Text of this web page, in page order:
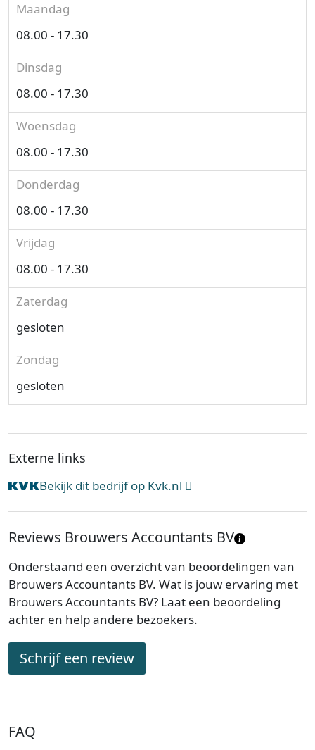
Maandag
08.00 - 17.30
Dinsdag
08.00 - 17.30
Woensdag
08.00 - 17.30
Donderdag
08.00 - 17.30
Vrijdag
08.00 - 17.30
Zaterdag
gesloten
Zondag
gesloten
Externe links
Bekijk dit bedrijf op Kvk.nl
Reviews Brouwers Accountants BV
Onderstaand een overzicht van beoordelingen van
Brouwers Accountants BV. Wat is jouw ervaring met
Brouwers Accountants BV? Laat een beoordeling
achter en help andere bezoekers.
Schrijf een review
FAQ